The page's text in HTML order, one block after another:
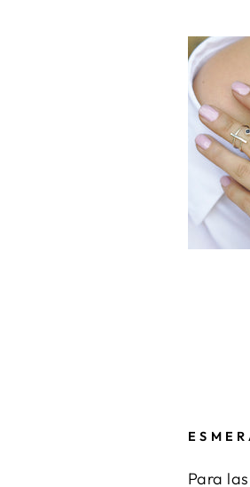
Para